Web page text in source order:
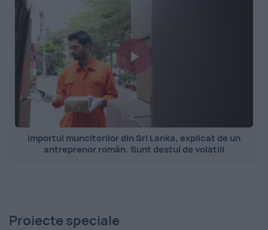
Importul muncitorilor din Sri Lanka, explicat de un
antreprenor român. Sunt destul de volatili
Proiecte speciale